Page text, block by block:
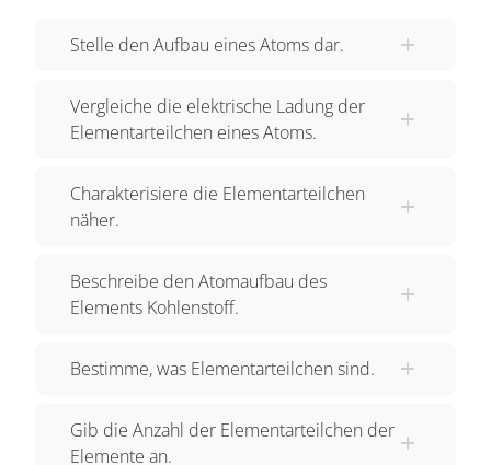
Elektronen und Neutronen enthält. EINE Sache
Protonen und Elektronen tragen jeweils eine
"elektrische Ladung": Protonen sind POSITIV
sind elektrisch NEUTRAL. Deshalb enthält jedes
Atom im Normalzustand GENAUSO VIELE
Denn so gleichen sich die Ladungen aus, die
Atome sind also nach außen hin UNGELADEN.
davon abweichen, wie es beispielsweise bei
Elemente", kurz P-S-E, sind die verschiedenen
Stelle den Aufbau eines Atoms dar.
Vergleiche die elektrische Ladung der
Elementarteilchen eines Atoms.
Charakterisiere die Elementarteilchen
näher.
Beschreibe den Atomaufbau des
Elements Kohlenstoff.
Bestimme, was Elementarteilchen sind.
Gib die Anzahl der Elementarteilchen der
Elemente an.